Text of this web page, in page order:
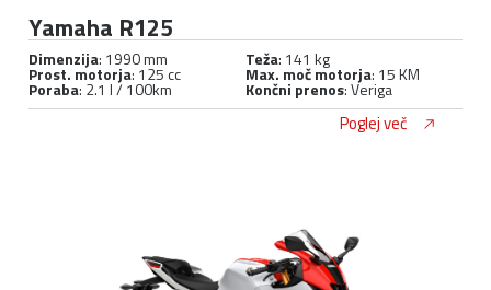
Yamaha R125
Dimenzija: 1990 mm Teža: 141 kg
Prost. motorja: 125 cc Max. moč motorja: 15 KM
Poraba: 2.1 l / 100km Končni prenos: Veriga
Poglej več